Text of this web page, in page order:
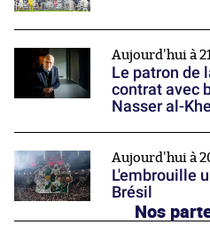
Aujourd'hui à
Le patron de
contrat avec
Nasser al-
Aujourd'hui à
L'embrouille
Brésil
Nos